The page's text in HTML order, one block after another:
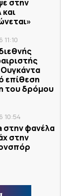
στην
επίθεση
του δρόμου
10:54
στην φανέλα
στην